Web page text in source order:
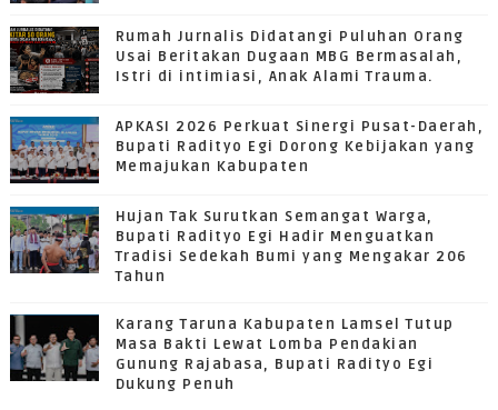
Rumah Jurnalis Didatangi Puluhan Orang
Usai Beritakan Dugaan MBG Bermasalah,
Istri di intimiasi, Anak Alami Trauma.
APKASI 2026 Perkuat Sinergi Pusat-Daerah,
Bupati Radityo Egi Dorong Kebijakan yang
Memajukan Kabupaten
Hujan Tak Surutkan Semangat Warga,
Bupati Radityo Egi Hadir Menguatkan
Tradisi Sedekah Bumi yang Mengakar 206
Tahun
Karang Taruna Kabupaten Lamsel Tutup
Masa Bakti Lewat Lomba Pendakian
Gunung Rajabasa, Bupati Radityo Egi
Dukung Penuh